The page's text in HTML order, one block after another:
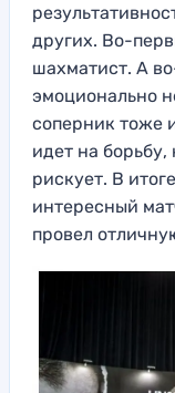
других. Во-
шахматист. А
эмоционально
соперник тоже
идет на
рискует. В
интересный
провел